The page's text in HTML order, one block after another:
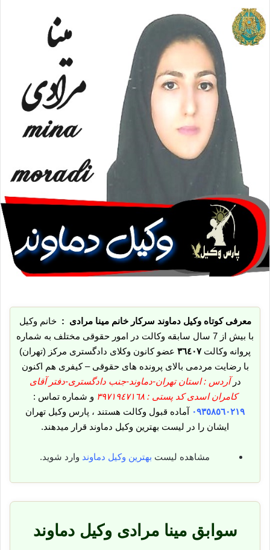
م
ی
معرفی کوتاه وکیل دماوند سرکار خانم مینا مرادی :خانم وکیل
با بیش از 7 سال سابقه وکالت در امور حقوقی مختلف به شماره
پروانه وکالت٣٦٤٠٧ عضو کانون وکلای دادگستری مرکز (تهران)
با رضایت مردمی بالای پرونده های حقوقی – کیفری هم اکنون
درآردس : استان تهران-دماوند-جنب دادگستری-دفتر آقای
کامران اسدی کد پستی : ٣٩٧١٩٤٧١٦٨
و شماره تماس :
٠٩٣٥٨٥٦٠٢١٩ آماده قبول وکالت هستند ، پارس وکیل تهران
ایشان را در لیست بهترین وکیل دماوند قرار میدهند.
مشاهده لیست بهترین وکیل دماوند وارد شوید.
سوابق مینا مرادی وکیل دماوند